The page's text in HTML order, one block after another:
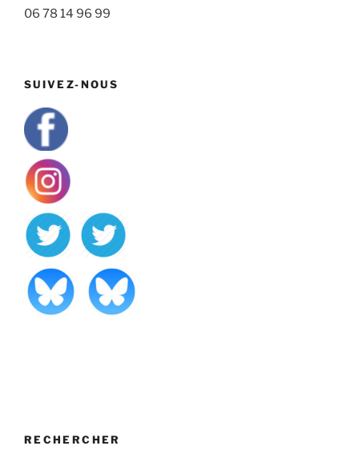
06 78 14 96 99
SUIVEZ-NOUS
RECHERCHER